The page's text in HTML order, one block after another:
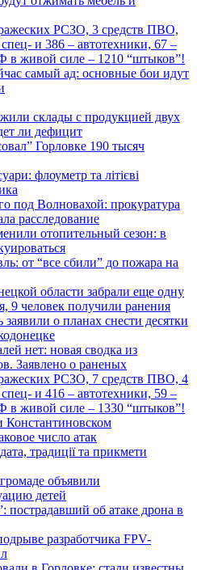
РСЗО, 3 средств ПВО,
и 386 – автотехники, 67 –
в живой силе – 1210 “штыков”!
самый ад: основные бои идут
склады с продукцией двух
ли дефицит
Горловке 190 тысяч
флоуметр та літієві
под Волновахой: прокуратура
расследование
отопительный сезон: в
от “все сбили” до пожара на
области забрали еще одну
9 человек получили ранения
о планах снести десятки
нет: новая сводка из
Заявлено о раненых
РСЗО, 7 средств ПВО, 4
и 416 – автотехники, 59 –
в живой силе – 1330 “штыков”!
число атак
традиції та прикмети
объявили
детей
пострадавший об атаке дрона в
разработчика FPV-